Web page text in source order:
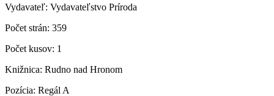
Vydavateľ: Vydavateľstvo Príroda
Počet strán: 359
Počet kusov: 1
Knižnica: Rudno nad Hronom
Pozícia: Regál A